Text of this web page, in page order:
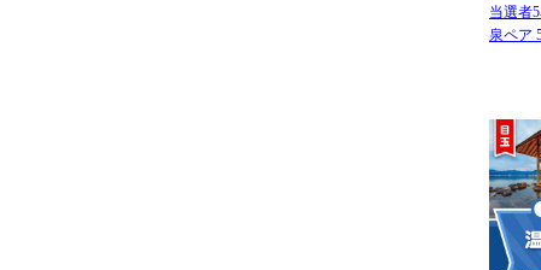
当選者
泉ペア